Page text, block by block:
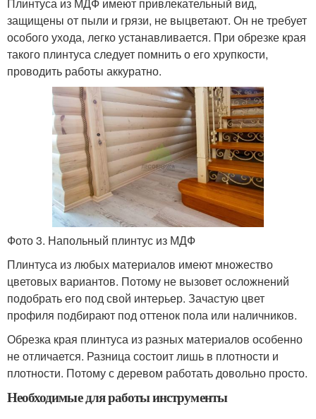
защищены от пыли и грязи, не выцветают. Он не требует
особого ухода, легко устанавливается. При обрезке края
такого плинтуса следует помнить о его хрупкости,
проводить работы аккуратно.
Фото 3. Напольный плинтус из МДФ
Плинтуса из любых материалов имеют множество
цветовых вариантов. Потому не вызовет осложнений
подобрать его под свой интерьер. Зачастую цвет
профиля подбирают под оттенок пола или наличников.
Обрезка края плинтуса из разных материалов особенно
не отличается. Разница состоит лишь в плотности и
плотности. Потому с деревом работать довольно просто.
Необходимые для работы инструменты